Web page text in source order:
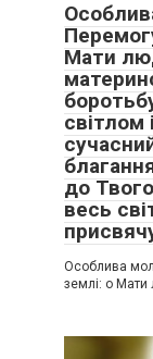
Мати
до
весь
Особлива
землі: о Мати